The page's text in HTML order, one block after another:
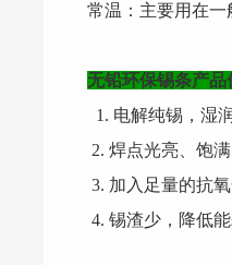
常温：主要用在
无铅环保锡条产品
1. 电解纯锡，湿
2. 焊点光亮、饱
3. 加入足量的抗
4. 锡渣少，降低